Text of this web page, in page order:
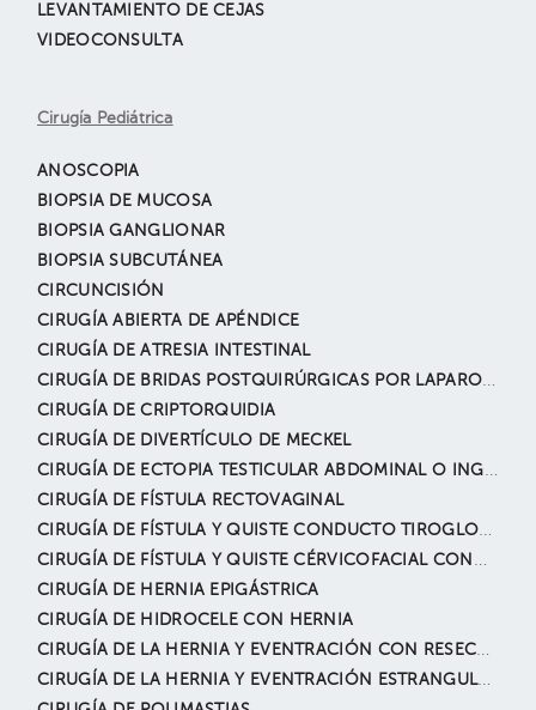
LEVANTAMIENTO DE CEJAS
VIDEOCONSULTA
Cirugía Pediátrica
ANOSCOPIA
BIOPSIA DE MUCOSA
BIOPSIA GANGLIONAR
BIOPSIA SUBCUTÁNEA
CIRCUNCISIÓN
CIRUGÍA ABIERTA DE APÉNDICE
CIRUGÍA DE ATRESIA INTESTINAL
CIRUGÍA DE BRIDAS POSTQUIRÚRGICAS POR LAPAROSCOPÍA
CIRUGÍA DE CRIPTORQUIDIA
CIRUGÍA DE DIVERTÍCULO DE MECKEL
CIRUGÍA DE ECTOPIA TESTICULAR ABDOMINAL O INGUINAL
CIRUGÍA DE FÍSTULA RECTOVAGINAL
CIRUGÍA DE FÍSTULA Y QUISTE CONDUCTO TIROGLOSO
CIRUGÍA DE FÍSTULA Y QUISTE CÉRVICOFACIAL CONGÉNITO
CIRUGÍA DE HERNIA EPIGÁSTRICA
CIRUGÍA DE HIDROCELE CON HERNIA
CIRUGÍA DE LA HERNIA Y EVENTRACIÓN CON RESECCIÓN INTESTINAL
CIRUGÍA DE LA HERNIA Y EVENTRACIÓN ESTRANGULADA